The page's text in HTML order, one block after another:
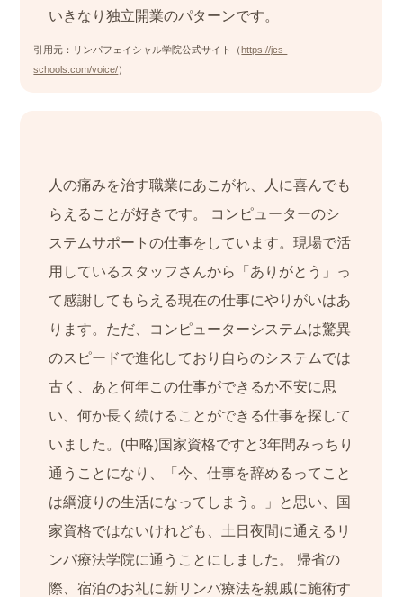
いきなり独立開業のパターンです。
引用元：リンパフェイシャル学院公式サイト（https://jcs-
schools.com/voice/）
人の痛みを治す職業にあこがれ、人に喜んでも
らえることが好きです。 コンピューターのシ
ステムサポートの仕事をしています。現場で活
用しているスタッフさんから「ありがとう」っ
て感謝してもらえる現在の仕事にやりがいはあ
ります。ただ、コンピューターシステムは驚異
のスピードで進化しており自らのシステムでは
古く、あと何年この仕事ができるか不安に思
い、何か長く続けることができる仕事を探して
いました。(中略)国家資格ですと3年間みっちり
通うことになり、「今、仕事を辞めるってこと
は綱渡りの生活になってしまう。」と思い、国
家資格ではないけれども、土日夜間に通えるリ
ンパ療法学院に通うことにしました。 帰省の
際、宿泊のお礼に新リンパ療法を親戚に施術す